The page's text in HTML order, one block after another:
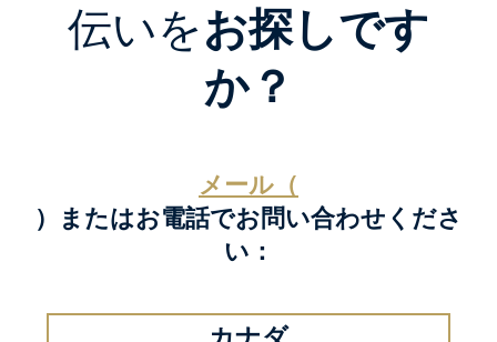
伝いをお探しです
か？
メール（
）またはお電話でお問い合わせくださ
い：